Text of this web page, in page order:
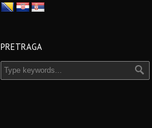
PRETRAGA